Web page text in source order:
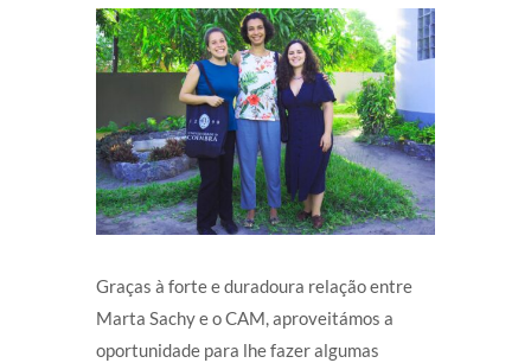
Graças à forte e duradoura relação entre
Marta Sachy e o CAM, aproveitámos a
oportunidade para lhe fazer algumas